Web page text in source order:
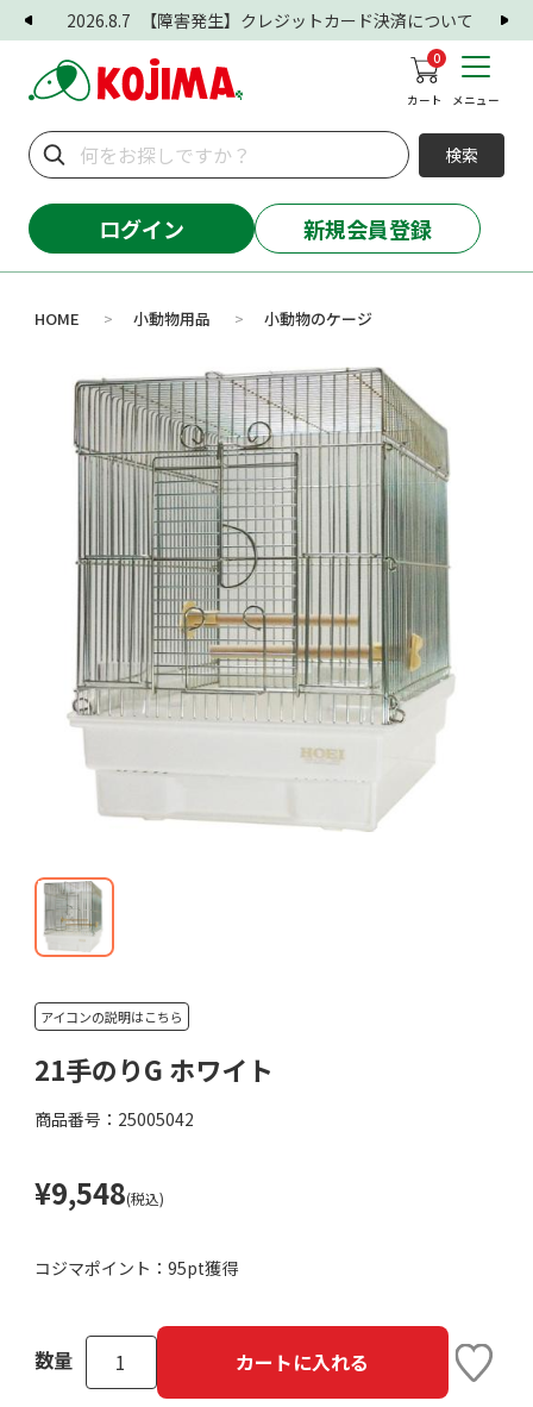
2026.8.7 【障害発生】クレジットカード決済について
0
カート メニュー
検索
ログイン 新規会員登録
HOME > 小動物用品 > 小動物のケージ
アイコンの説明はこちら
21手のりG ホワイト
商品番号：25005042
¥9,548(税込)
コジマポイント： 95pt獲得
数量 カートに入れる